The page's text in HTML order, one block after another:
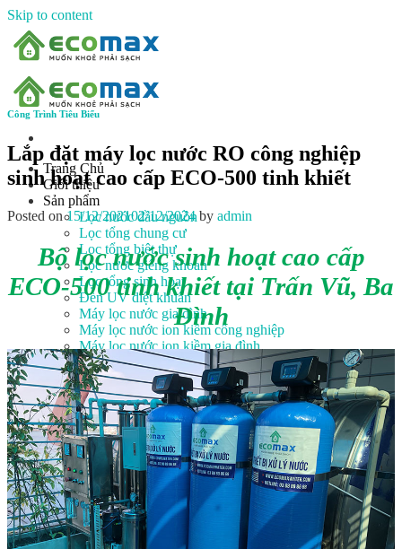
Skip to content
Trang Chủ
Giới thiệu
Sản phẩm
Lọc nước đầu nguồn
Lọc tổng chung cư
Lọc tổng biệt thự
Lọc nước giếng khoan
Lọc tổng sinh hoạt
Đèn UV diệt khuẩn
Máy lọc nước gia đình
Máy lọc nước ion kiềm công nghiệp
Máy lọc nước ion kiềm gia đình
Máy lọc nước công nghiệp
Xử lý nước công nghiệp
Vật liệu lọc nước
Linh kiện
Heat pump
Máy Ozone
Công Trình
Blog
Kiến Thức Chia sẻ
Tư Vấn Giải Pháp
Liên Hệ
Tìm kiếm:
Công Trình Tiêu Biểu
Lắp đặt máy lọc nước RO công nghiệp
sinh hoạt cao cấp ECO-500 tinh khiết
Posted on15/12/202102/12/2024 by admin
Bộ lọc nước sinh hoạt cao cấp
ECO-500 tinh khiết tại Trấn Vũ, Ba
Đình